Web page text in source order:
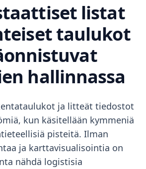
listat
taulukot
hallinnassa
ja litteät tiedostot
kun käsitellään kymmeniä
pisteitä. Ilman
ja karttavisualisointia on
nähdä logistisia